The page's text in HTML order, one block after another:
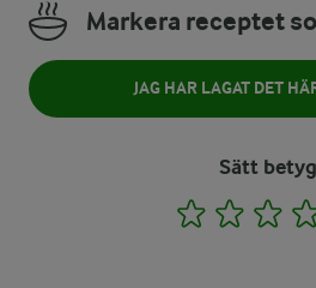
Markera receptet
JAG HAR LAGAT DET
Sätt betyg
1 2 3